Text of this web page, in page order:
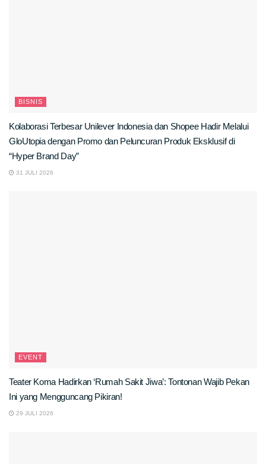
BISNIS
Kolaborasi Terbesar Unilever Indonesia dan Shopee Hadir Melalui
GloUtopia dengan Promo dan Peluncuran Produk Eksklusif di
“Hyper Brand Day”
31 JULI 2026
EVENT
Teater Koma Hadirkan ‘Rumah Sakit Jiwa’: Tontonan Wajib Pekan
Ini yang Mengguncang Pikiran!
29 JULI 2026